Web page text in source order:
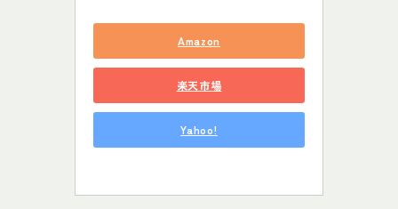
Amazon
楽天市場
Yahoo!